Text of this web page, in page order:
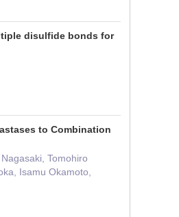
disulfide bonds for
to Combination
Tomohiro
Isamu Okamoto,